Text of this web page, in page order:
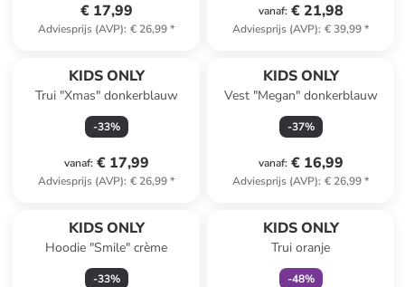
€ 17,99
Adviesprijs (AVP): € 26,99*
vanaf: € 21,98
Adviesprijs (AVP): € 39,99*
KIDS ONLY
Trui "Xmas" donkerblauw
-33%
vanaf: € 17,99
Adviesprijs (AVP): € 26,99*
KIDS ONLY
Vest "Megan" donkerblauw
-37%
vanaf: € 16,99
Adviesprijs (AVP): € 26,99*
KIDS ONLY
Hoodie "Smile" crème
-33%
KIDS ONLY
Trui oranje
-48%